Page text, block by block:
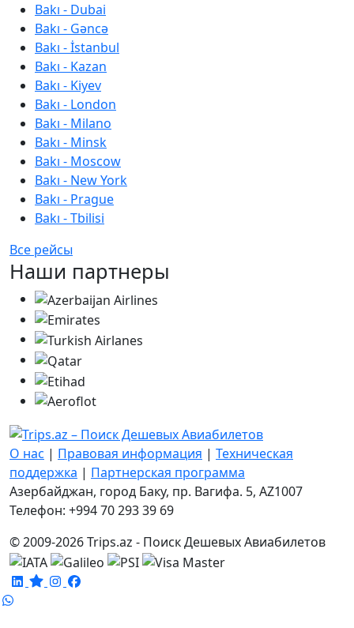
Bakı - Dubai
Bakı - Gəncə
Bakı - İstanbul
Bakı - Kazan
Bakı - Kiyev
Bakı - London
Bakı - Milano
Bakı - Minsk
Bakı - Moscow
Bakı - New York
Bakı - Prague
Bakı - Tbilisi
Все рейсы
Наши партнеры
О нас | Правовая информация | Техническая
поддержка | Партнерская программа
Азербайджан, город Баку, пр. Вагифа. 5, AZ1007
Телефон: +994 70 293 39 69
© 2009-2026 Trips.az - Поиск Дешевых Авиабилетов